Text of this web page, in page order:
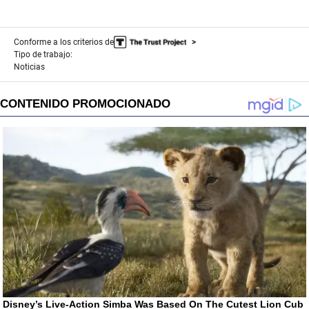
Conforme a los criterios de
Tipo de trabajo:
Noticias